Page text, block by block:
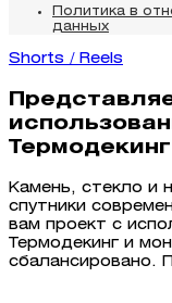
Политика в
данных
Shorts / Reels
Термодекинг
Камень, стекло и
спутники
вам проект с
Термодекинг и
сбалансировано.